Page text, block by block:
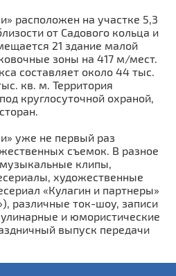
расположен на участке 5,3
от Садового кольца и
21 здание малой
зоны на 417 м/мест.
составляет около 44 тыс.
кв. м. Территория
круглосуточной охраной,
уже не первый раз
съемок. В разное
клипы,
художественные
«Кулагин и партнеры»
различные ток-шоу, записи
и юмористические
выпуск передачи